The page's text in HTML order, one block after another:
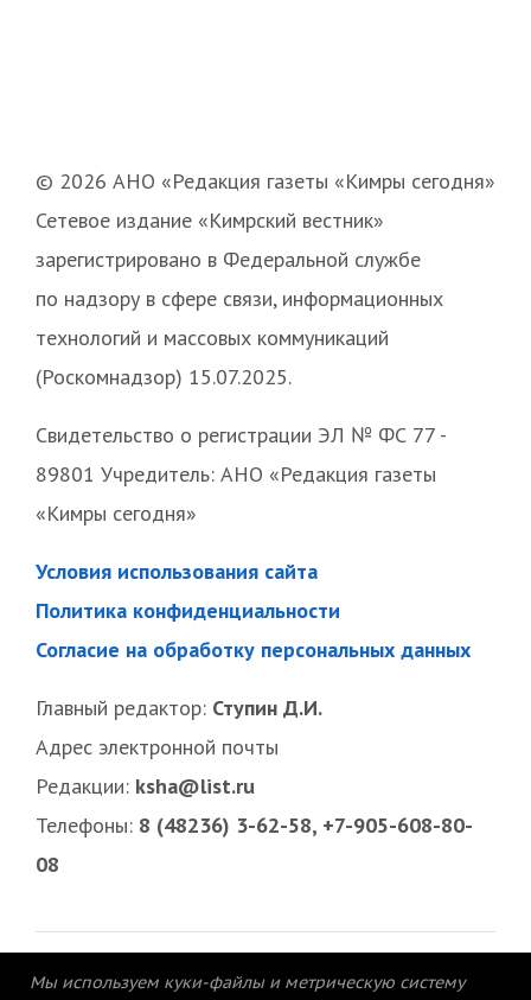
© 2026 АНО «Редакция газеты «Кимры сегодня»
Сетевое издание «Кимрский вестник»
зарегистрировано в Федеральной службе
по надзору в сфере связи, информационных
технологий и массовых коммуникаций
(Роскомнадзор) 15.07.2025.
Свидетельство о регистрации ЭЛ № ФС 77 -
89801 Учредитель: АНО «Редакция газеты
«Кимры сегодня»
Условия использования сайта
Политика конфиденциальности
Согласие на обработку персональных данных
Главный редактор: Ступин Д.И.
Адрес электронной почты
Редакции: ksha@list.ru
Телефоны: 8 (48236) 3-62-58, +7-905-608-80-
08
Мы используем куки-файлы и метрическую систему